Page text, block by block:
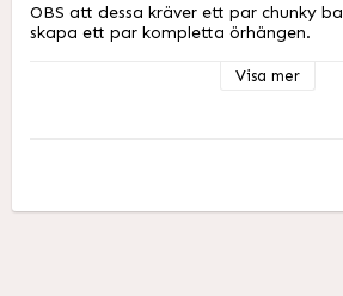
OBS att dessa kräver ett par chunky
skapa ett par kompletta örhängen.
Visa mer